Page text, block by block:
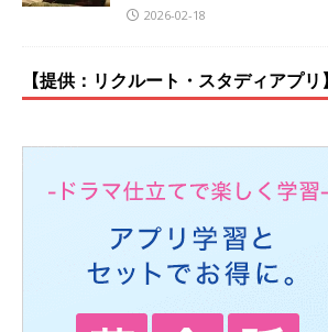
2026-02-18
【提供：リクルート・スタディアプリ】